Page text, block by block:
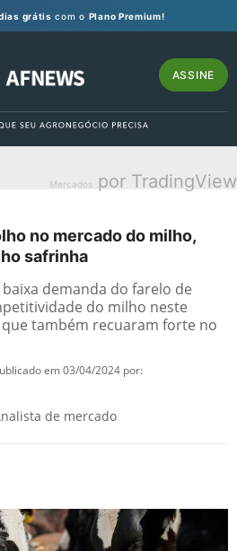
grátis com o Plano Premium!
ASSINE
Mercados por TradingView
no mercado do milho,
safrinha
demanda do farelo de
do milho neste
também recuaram forte no
em 03/04/2024 por:
de mercado